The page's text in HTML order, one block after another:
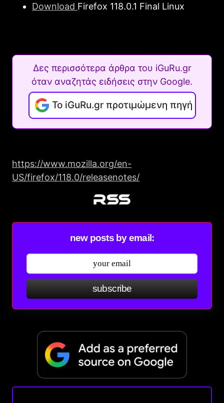
Download Firefοx 118.0.1 Final Linux
Δες περισσότερα άρθρα του iGuRu.gr
όταν αναζητάς ειδήσεις στην Google.
Το iGuRu.gr προτιμώμενη πηγή
https://www.mozilla.org/en-
US/firefox/118.0/releasenotes/
new posts by email:
subscribe